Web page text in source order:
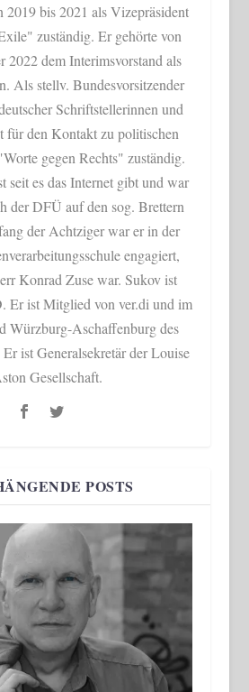
2019 bis 2021 als Vizepräsident
zuständig. Er gehörte von
2022 dem Interimsvorstand als
Als stellv. Bundesvorsitzender
Schriftstellerinnen und
für den Kontakt zu politischen
gegen Rechts" zuständig.
seit es das Internet gibt und war
der DFÜ auf den sog. Brettern
der Achtziger war er in der
engagiert,
Konrad Zuse war. Sukov ist
Er ist Mitglied von ver.di und im
Würzburg-Aschaffenburg des
Er ist Generalsekretär der Louise
Gesellschaft.
POSTS